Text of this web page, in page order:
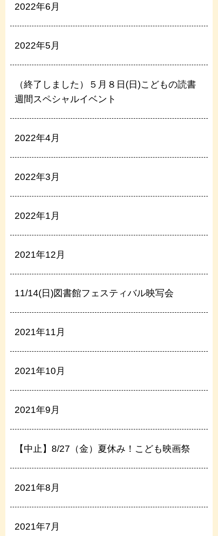
2022年6月
2022年5月
（終了しました）５月８日(日)こどもの読書
週間スペシャルイベント
2022年4月
2022年3月
2022年1月
2021年12月
11/14(日)図書館フェスティバル映写会
2021年11月
2021年10月
2021年9月
【中止】8/27（金）夏休み！こども映画祭
2021年8月
2021年7月